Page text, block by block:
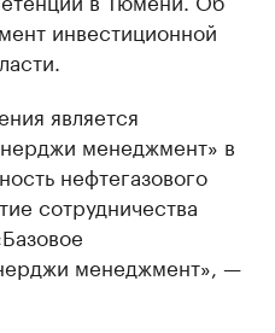
инвестиционной
является
менеджмент» в
нефтегазового
сотрудничества
менеджмент», —